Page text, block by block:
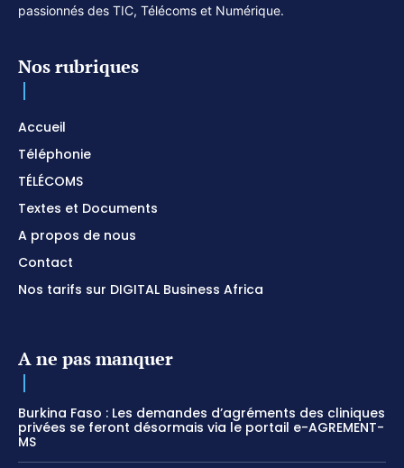
passionnés des TIC, Télécoms et Numérique.
Nos rubriques
Accueil
Téléphonie
TÉLÉCOMS
Textes et Documents
A propos de nous
Contact
Nos tarifs sur DIGITAL Business Africa
A ne pas manquer
Burkina Faso : Les demandes d’agréments des cliniques
privées se feront désormais via le portail e-AGREMENT-
MS